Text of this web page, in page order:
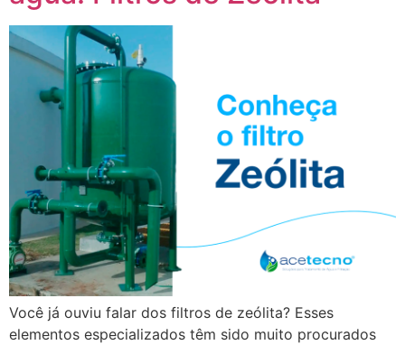
Você já ouviu falar dos filtros de zeólita? Esses
elementos especializados têm sido muito procurados